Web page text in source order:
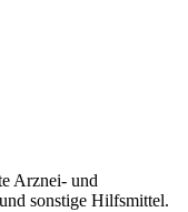
Arznei- und
sonstige Hilfsmittel.